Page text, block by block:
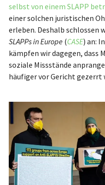
selbst von einem SLAPP
einer solchen juristischen
erleben. Deshalb schlossen
SLAPPs in Europe (CASE) an:
kämpfen wir dagegen, dass
soziale Missstände
häufiger vor Gericht gezerrt